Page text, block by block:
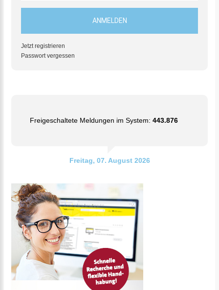
Jetzt registrieren
Passwort vergessen
Freigeschaltete Meldungen im System: 443.876
Freitag, 07. August 2026